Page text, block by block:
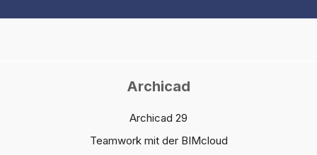
Archicad
Archicad 29
Teamwork mit der BIMcloud